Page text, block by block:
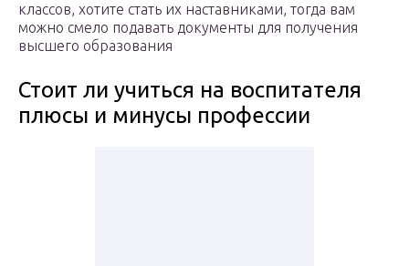
классов, хотите стать их наставниками, тогда вам
можно смело подавать документы для получения
высшего образования
Стоит ли учиться на воспитателя
плюсы и минусы профессии